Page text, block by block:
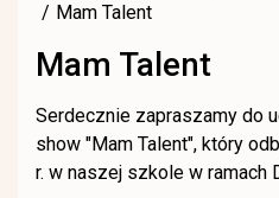
Mam Talent
Mam Talent
Serdecznie zapraszamy do
show "Mam Talent", który
r. w naszej szkole w ramach